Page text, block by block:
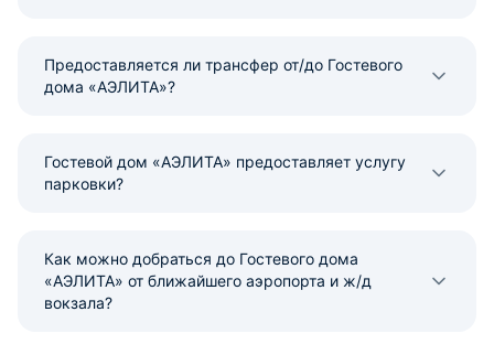
Предоставляется ли трансфер от/до Гостевого
дома «АЭЛИТА»?
Гостевой дом «АЭЛИТА» предоставляет услугу
парковки?
Как можно добраться до Гостевого дома
«АЭЛИТА» от ближайшего аэропорта и ж/д
вокзала?